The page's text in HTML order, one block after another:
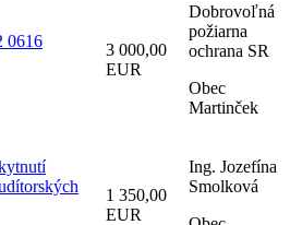
0616
3 000,00
EUR
Dobrovoľná
požiarna
ochrana SR
Obec
Martinček
1 350,00
EUR
Ing. Jozefína
Smolková